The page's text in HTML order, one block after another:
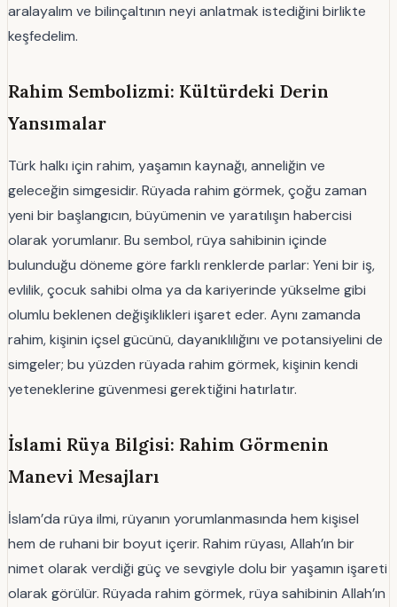
aralayalım ve bilinçaltının neyi anlatmak istediğini birlikte
keşfedelim.
Rahim Sembolizmi: Kültürdeki Derin
Yansımalar
Türk halkı için rahim, yaşamın kaynağı, anneliğin ve
geleceğin simgesidir. Rüyada rahim görmek, çoğu zaman
yeni bir başlangıcın, büyümenin ve yaratılışın habercisi
olarak yorumlanır. Bu sembol, rüya sahibinin içinde
bulunduğu döneme göre farklı renklerde parlar: Yeni bir iş,
evlilik, çocuk sahibi olma ya da kariyerinde yükselme gibi
olumlu beklenen değişiklikleri işaret eder. Aynı zamanda
rahim, kişinin içsel gücünü, dayanıklılığını ve potansiyelini de
simgeler; bu yüzden rüyada rahim görmek, kişinin kendi
yeteneklerine güvenmesi gerektiğini hatırlatır.
İslami Rüya Bilgisi: Rahim Görmenin
Manevi Mesajları
İslam’da rüya ilmi, rüyanın yorumlanmasında hem kişisel
hem de ruhani bir boyut içerir. Rahim rüyası, Allah’ın bir
nimet olarak verdiği güç ve sevgiyle dolu bir yaşamın işareti
olarak görülür. Rüyada rahim görmek, rüya sahibinin Allah’ın